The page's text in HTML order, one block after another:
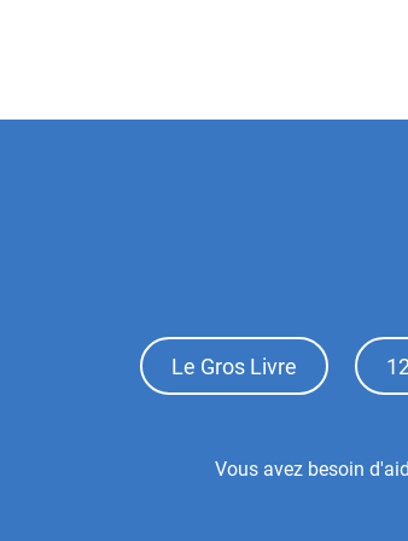
Footer
Top
Menu
Le Gros Livre
FooterVous avez besoin